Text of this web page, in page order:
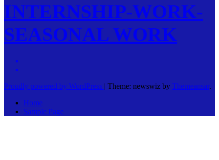
INTERNSHIP-WORK-
SEASONAL WORK
Proudly powered by WordPress | Theme: newswiz by Themeansar.
Home
Sample Page